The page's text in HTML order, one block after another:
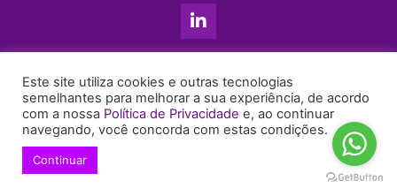
L
i
n
e
d
i
n
+55 11 99655-6439
enyruberti@ruberticonsultoria.com.br
Este site utiliza cookies e outras tecnologias
semelhantes para melhorar a sua experiência, de acordo
com a nossa Política de Privacidade e, ao continuar
navegando, você concorda com estas condições.
Continuar